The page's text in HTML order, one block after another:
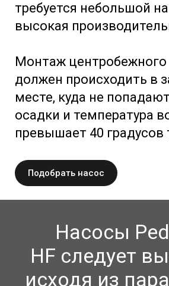
требуется небольшой
высокая
Монтаж центробежного
должен происходить в
месте, куда не
осадки и температура
превышает 40 градусов
Подобрать насос
Насосы
HF следует
исходя из